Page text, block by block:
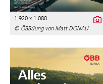
1 920 x 1 080
© ÖBB/Jung von Matt DONAU